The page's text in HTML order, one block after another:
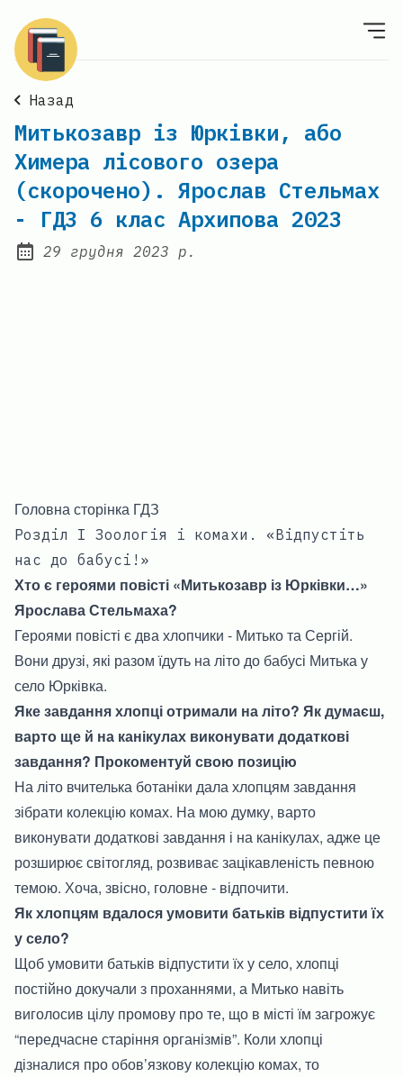
Назад
Митькозавр із Юрківки, або
Химера лісового озера
(скорочено). Ярослав Стельмах
- ГДЗ 6 клас Архипова 2023
Posted on:
29 грудня 2023 р.
Головна сторінка ГДЗ
Розділ І Зоологія і комахи. «Відпустіть
нас до бабусі!»
Хто є героями повісті «Митькозавр із Юрківки…»
Ярослава Стельмаха?
Героями повісті є два хлопчики - Митько та Сергій.
Вони друзі, які разом їдуть на літо до бабусі Митька у
село Юрківка.
Яке завдання хлопці отримали на літо? Як думаєш,
варто ще й на канікулах виконувати додаткові
завдання? Прокоментуй свою позицію
На літо вчителька ботаніки дала хлопцям завдання
зібрати колекцію комах. На мою думку, варто
виконувати додаткові завдання і на канікулах, адже це
розширює світогляд, розвиває зацікавленість певною
темою. Хоча, звісно, головне - відпочити.
Як хлопцям вдалося умовити батьків відпустити їх
у село?
Щоб умовити батьків відпустити їх у село, хлопці
постійно докучали з проханнями, а Митько навіть
виголосив цілу промову про те, що в місті їм загрожує
“передчасне старіння організмів”. Коли хлопці
дізналися про обов’язкову колекцію комах, то